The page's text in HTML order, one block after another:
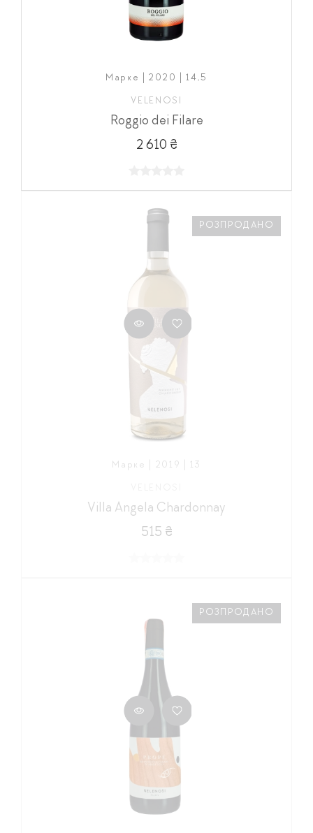
Марке | 2020 | 14,5
VELENOSI
Roggio dei Filare
2 610 ₴
Марке | 2019 | 13
Villa Angela Chardonnay
515 ₴
РОЗПРОДАНО
РОЗПРОДАНО